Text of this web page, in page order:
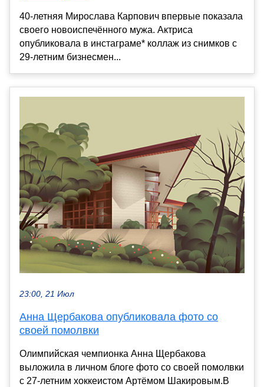
40-летняя Мирослава Карпович впервые показала
своего новоиспечённого мужа. Актриса
опубликовала в инстаграме* коллаж из снимков с
29-летним бизнесмен...
23:00, 21 Июл
Анна Щербакова опубликовала фото со
своей помолвки
Олимпийская чемпионка Анна Щербакова
выложила в личном блоге фото со своей помолвки
с 27-летним хоккеистом Артёмом Шакировым.В